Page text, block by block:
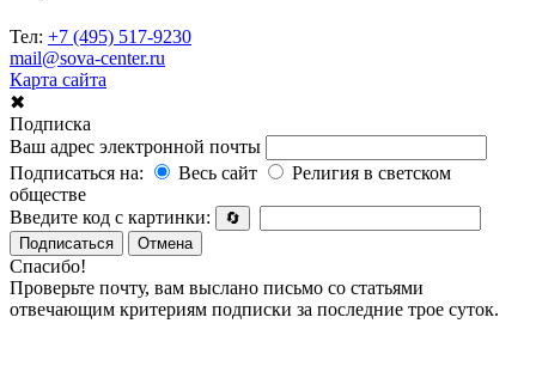
Тел: +7 (495) 517-9230
mail@sova-center.ru
Карта сайта
✖
Подписка
Ваш адрес электронной почты
Подписаться на:
Весь сайт
Религия в светском
обществе
Введите код с картинки:
🔄
Подписаться
Отмена
Спасибо!
Проверьте почту, вам выслано письмо со статьями
отвечающим критериям подписки за последние трое суток.